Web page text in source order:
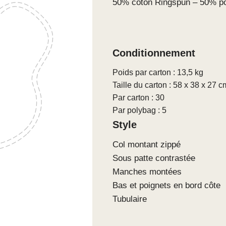
50% coton Ringspun – 50%
Conditionnement
Poids par carton : 13,5 kg
Taille du carton : 58 x 38 x 27
Par carton : 30
Par polybag : 5
Style
Col montant zippé
Sous patte contrastée
Manches montées
Bas et poignets en bord côte
Tubulaire